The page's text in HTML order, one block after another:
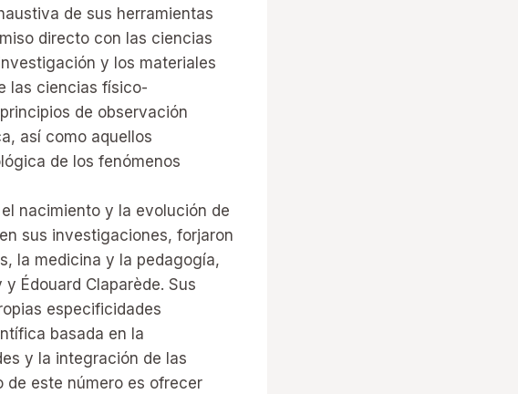
de sus herramientas
directo con las ciencias
y los materiales
las ciencias físico-
de observación
así como aquellos
de los fenómenos
nacimiento y la evolución de
sus investigaciones, forjaron
la medicina y la pedagogía,
Édouard Claparède. Sus
especificidades
basada en la
y la integración de las
de este número es ofrecer